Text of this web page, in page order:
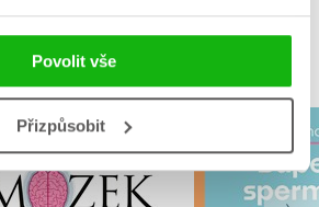
Povolit vše
Přizpůsobit
BY VÁS TAKÉ ZAJÍMAT
Váš mozek se dokáže
uzdravit
Norman Doidge, M.D.
Super
Peter